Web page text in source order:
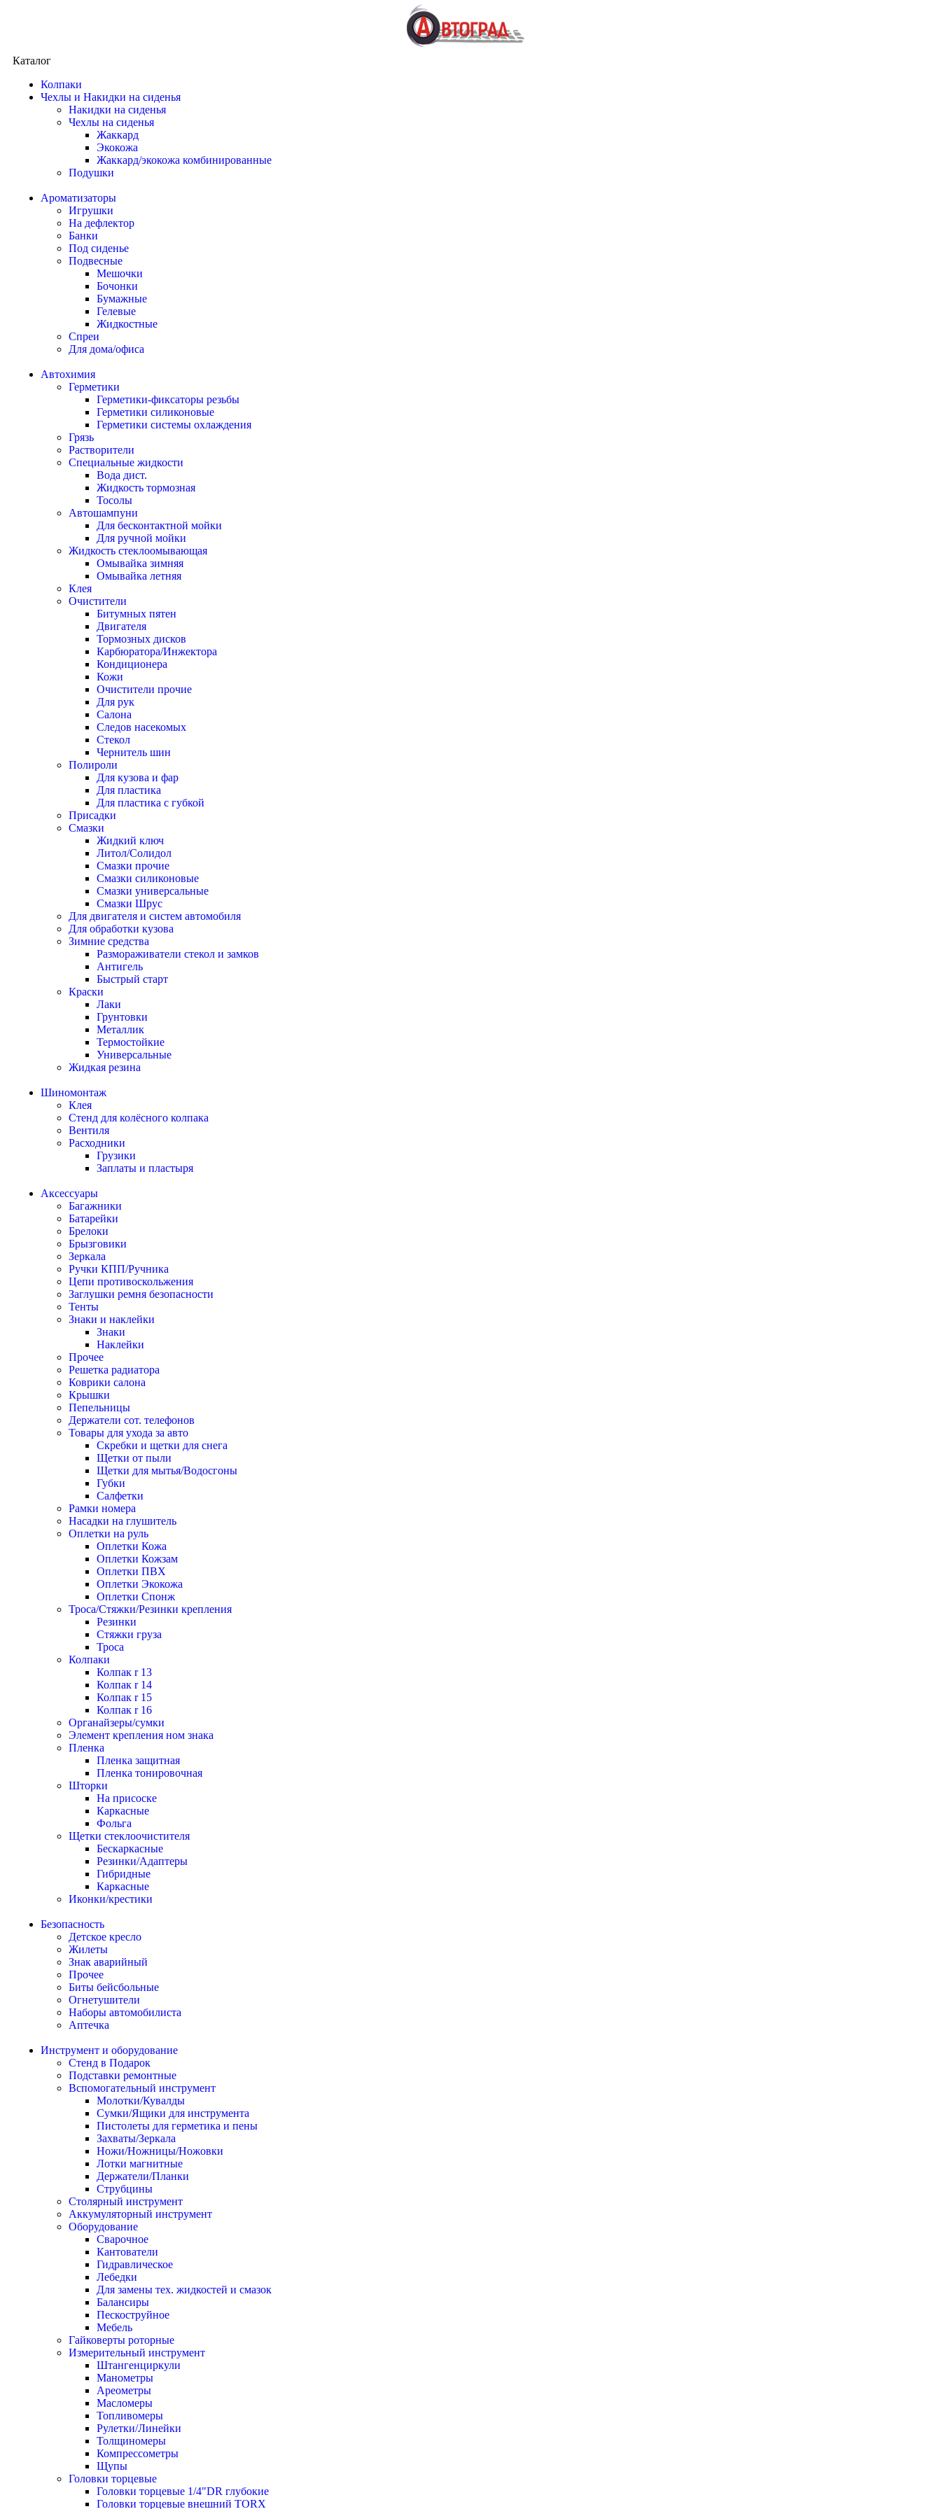
Каталог
Колпаки
Чехлы и Накидки на сиденья
Накидки на сиденья
Чехлы на сиденья
Жаккард
Экокожа
Жаккард/экокожа комбинированные
Подушки
Ароматизаторы
Игрушки
На дефлектор
Банки
Под сиденье
Подвесные
Мешочки
Бочонки
Бумажные
Гелевые
Жидкостные
Спреи
Для дома/офиса
Автохимия
Герметики
Герметики-фиксаторы резьбы
Герметики силиконовые
Герметики системы охлаждения
Грязь
Растворители
Специальные жидкости
Вода дист.
Жидкость тормозная
Тосолы
Автошампуни
Для бесконтактной мойки
Для ручной мойки
Жидкость стеклоомывающая
Омывайка зимняя
Омывайка летняя
Клея
Очистители
Битумных пятен
Двигателя
Тормозных дисков
Карбюратора/Инжектора
Кондиционера
Кожи
Очистители прочие
Для рук
Салона
Следов насекомых
Стекол
Чернитель шин
Полироли
Для кузова и фар
Для пластика
Для пластика с губкой
Присадки
Смазки
Жидкий ключ
Литол/Солидол
Смазки прочие
Смазки силиконовые
Смазки универсальные
Смазки Шрус
Для двигателя и систем автомобиля
Для обработки кузова
Зимние средства
Размораживатели стекол и замков
Антигель
Быстрый старт
Краски
Лаки
Грунтовки
Металлик
Термостойкие
Универсальные
Жидкая резина
Шиномонтаж
Клея
Стенд для колёсного колпака
Вентиля
Расходники
Грузики
Заплаты и пластыря
Аксессуары
Багажники
Батарейки
Брелоки
Брызговики
Зеркала
Ручки КПП/Ручника
Цепи противоскольжения
Заглушки ремня безопасности
Тенты
Знаки и наклейки
Знаки
Наклейки
Прочее
Решетка радиатора
Коврики салона
Крышки
Пепельницы
Держатели сот. телефонов
Товары для ухода за авто
Скребки и щетки для снега
Щетки от пыли
Щетки для мытья/Водосгоны
Губки
Салфетки
Рамки номера
Насадки на глушитель
Оплетки на руль
Оплетки Кожа
Оплетки Кожзам
Оплетки ПВХ
Оплетки Экокожа
Оплетки Спонж
Троса/Стяжки/Резинки крепления
Резинки
Стяжки груза
Троса
Колпаки
Колпак r 13
Колпак r 14
Колпак r 15
Колпак r 16
Органайзеры/сумки
Элемент крепления ном знака
Пленка
Пленка защитная
Пленка тонировочная
Шторки
На присоске
Каркасные
Фольга
Щетки стеклоочистителя
Бескаркасные
Резинки/Адаптеры
Гибридные
Каркасные
Иконки/крестики
Безопасность
Детское кресло
Жилеты
Знак аварийный
Прочее
Биты бейсбольные
Огнетушители
Наборы автомобилиста
Аптечка
Инструмент и оборудование
Стенд в Подарок
Подставки ремонтные
Вспомогательный инструмент
Молотки/Кувалды
Сумки/Ящики для инструмента
Пистолеты для герметика и пены
Захваты/Зеркала
Ножи/Ножницы/Ножовки
Лотки магнитные
Держатели/Планки
Струбцины
Столярный инструмент
Аккумуляторный инструмент
Оборудование
Сварочное
Кантователи
Гидравлическое
Лебедки
Для замены тех. жидкостей и смазок
Балансиры
Пескоструйное
Мебель
Гайковерты роторные
Измерительный инструмент
Штангенциркули
Манометры
Ареометры
Масломеры
Топливомеры
Рулетки/Линейки
Толщиномеры
Компрессометры
Щупы
Головки торцевые
Головки торцевые 1/4"DR глубокие
Головки торцевые внешний TORX